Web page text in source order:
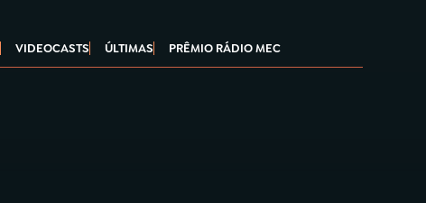
VIDEOCASTS ÚLTIMAS PRÊMIO RÁDIO MEC